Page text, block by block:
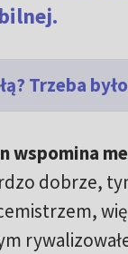
Trzeba
wspomina
dobrze,